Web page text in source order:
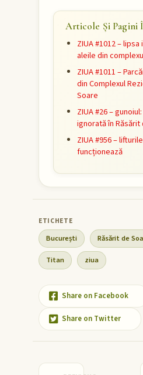
Articole Și Pagini
ZIUA #1012 –
aleile din
ZIUA #1011 –
din Complexul
Soare
ZIUA #26 –
ignorată în Răsărit
ZIUA #956 –
funcționează
București Răsărit de
Titan ziua
Share on Facebook
Share on Twitter